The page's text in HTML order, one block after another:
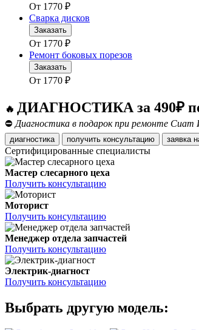
От 1770 ₽
Сварка дисков
Заказать
От 1770 ₽
Ремонт боковых порезов
Заказать
От 1770 ₽
🔥 ДИАГНОСТИКА за 490₽ по
⛔ Диагностика в подарок при ремонте Сиат
диагностика получить консультацию
Сертифицированные специалисты
Мастер слесарного цеха
Получить консультацию
Моторист
Получить консультацию
Менеджер отдела запчастей
Получить консультацию
Электрик-диагност
Получить консультацию
Выбрать другую модель: